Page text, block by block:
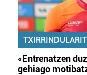
«Entrenatzen
gehiago